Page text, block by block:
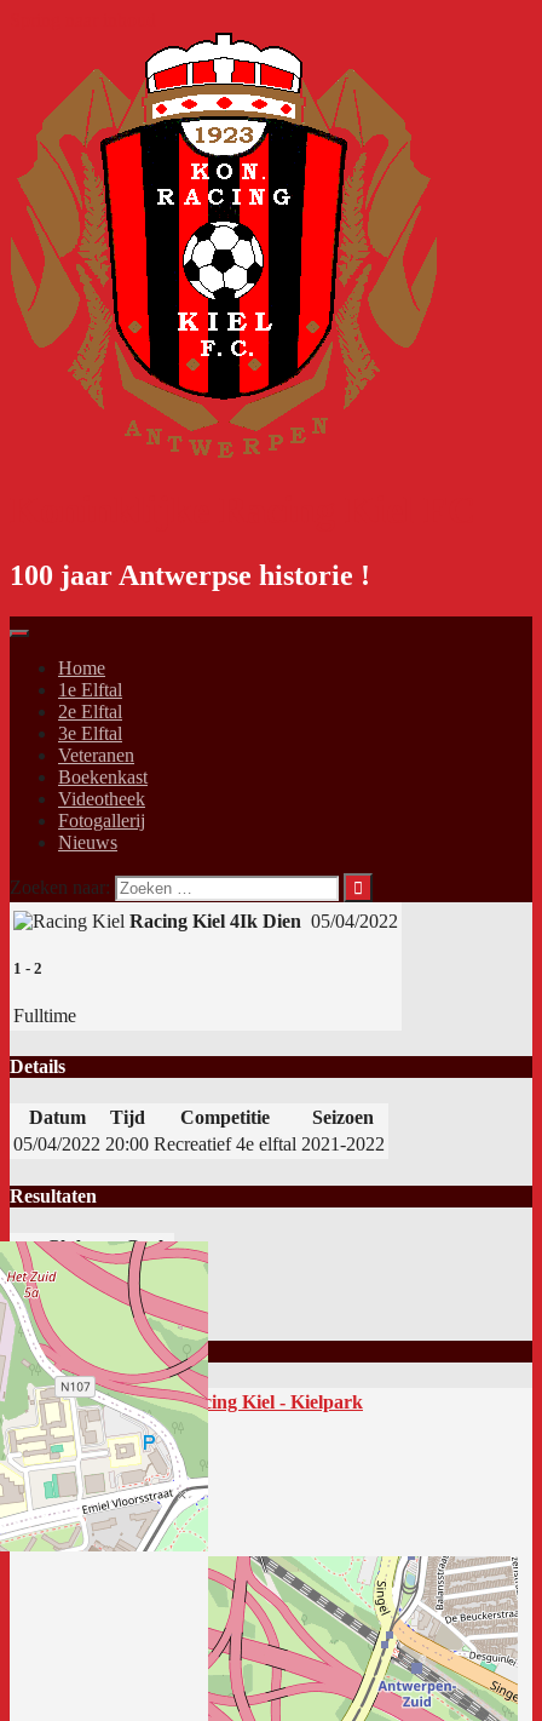
100 jaar Antwerpse historie !
Home
1e Elftal
2e Elftal
3e Elftal
Veteranen
Boekenkast
Videotheek
Fotogallerij
Nieuws
Zoeken naar:
Racing Kiel 4Ik Dien 05/04/2022
1 - 2
Fulltime
Details
Datum Tijd Competitie
Seizoen
05/04/2022 20:00 Recreatief 4e elftal 2021-2022
Resultaten
Club
Goals
Racing Kiel 4 1
Ik Dien
2
Locatie
Racing Kiel - Kielpark